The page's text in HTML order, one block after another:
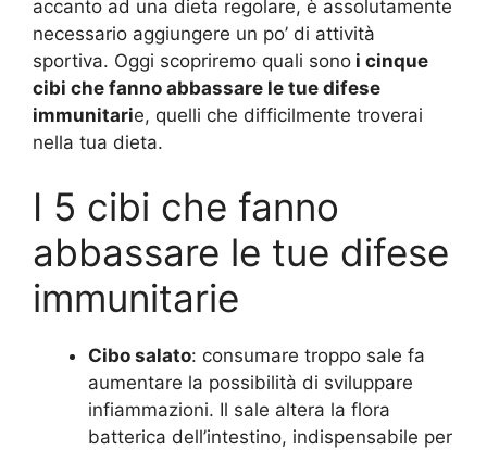
accanto ad una dieta regolare, è assolutamente
necessario aggiungere un po’ di attività
sportiva. Oggi scopriremo quali sono i cinque
cibi che fanno abbassare le tue difese
immunitarie, quelli che difficilmente troverai
nella tua dieta.
I 5 cibi che fanno
abbassare le tue difese
immunitarie
Cibo salato: consumare troppo sale fa
aumentare la possibilità di sviluppare
infiammazioni. Il sale altera la flora
batterica dell’intestino, indispensabile per